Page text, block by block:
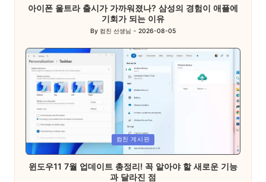
아이폰 울트라 출시가 가까워졌나? 삼성의 경험이 애플에
기회가 되는 이유
Posted
By 컴친 선생님 2026-08-05
Posted
in
컴친 게시판
윈도우11 7월 업데이트 총정리! 꼭 알아야 할 새로운 기능
과 달라진 점